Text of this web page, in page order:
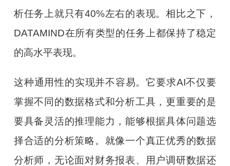
析任务上就只有40%左右的表现。相比之下，
DATAMIND在所有类型的任务上都保持了稳定
的高水平表现。
这种通用性的实现并不容易。它要求AI不仅要
掌握不同的数据格式和分析工具，更重要的是
要具备灵活的推理能力，能够根据具体问题选
择合适的分析策略。就像一个真正优秀的数据
分析师，无论面对财务报表、用户调研数据还